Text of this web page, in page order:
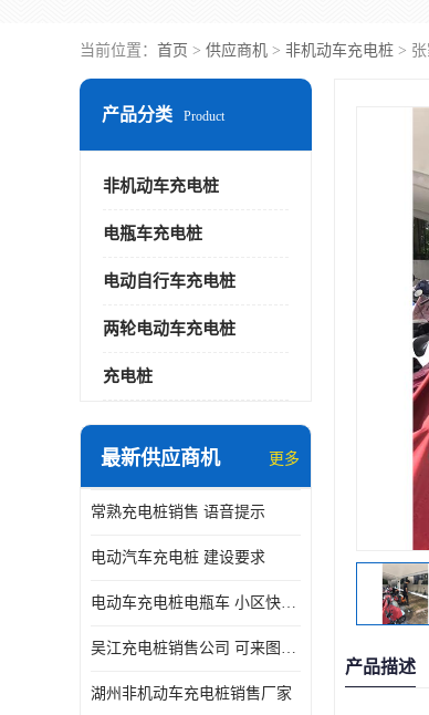
当前位置： 首页 > 供应商机 > 非机动车充电桩 >
产品分类 Product
非机动车充电桩
电瓶车充电桩
电动自行车充电桩
两轮电动车充电桩
充电桩
最新供应商机 更多
常熟充电桩销售 语音提示
电动汽车充电桩 建设要求
电动车充电桩电瓶车 小区快速电动自行车充电站
吴江充电桩销售公司 可来图定制
湖州非机动车充电桩销售厂家
产品描述